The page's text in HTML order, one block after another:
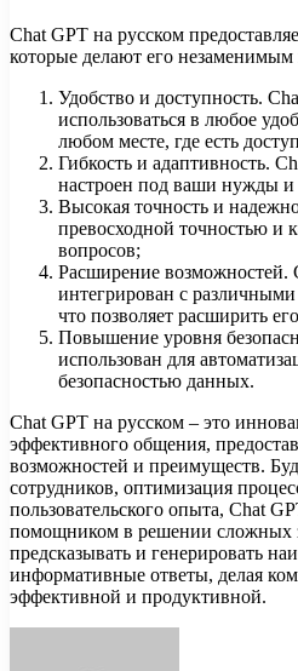
Chat GPT на русском
которые делают его
Удобство и доступность.
использоваться в любое
любом месте, где есть
Гибкость и адаптивность.
настроен под ваши нужды и
Высокая точность и
превосходной точностью и
вопросов;
Расширение возможностей.
интегрирован с
что позволяет расширить
Повышение уровня
использован для
безопасностью данных.
Chat GPT на русском – это
эффективного общения,
возможностей и преимуществ.
сотрудников, оптимизация
пользовательского опыта, Chat
помощником в решении сложных
предсказывать и генерировать
информативные ответы, делая
эффективной и продуктивной.